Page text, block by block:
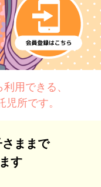
LINEからもOK!スマ
ホでカンタン♪会員
登録はこちら
用できる、
所です。
ままで
す